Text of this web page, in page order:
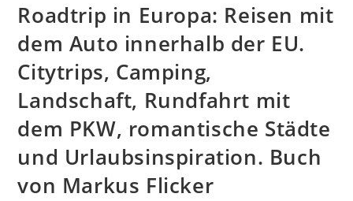
Roadtrip in Europa: Reisen mit
dem Auto innerhalb der EU.
Citytrips, Camping,
Landschaft, Rundfahrt mit
dem PKW, romantische Städte
und Urlaubsinspiration. Buch
von Markus Flicker